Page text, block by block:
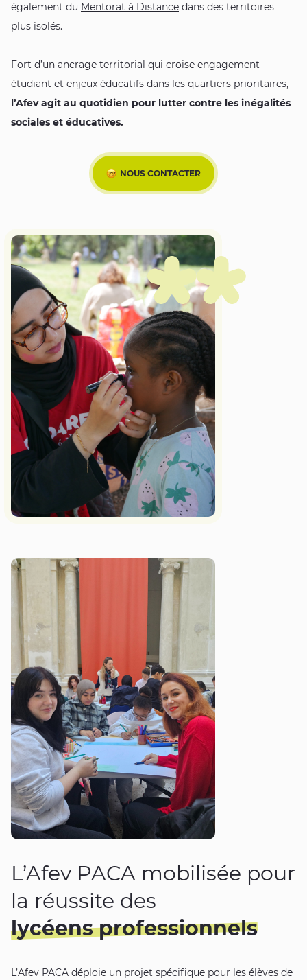
également du Mentorat à Distance dans des territoires
plus isolés.
Fort d’un ancrage territorial qui croise engagement
étudiant et enjeux éducatifs dans les quartiers prioritaires,
l’Afev agit au quotidien pour lutter contre les inégalités
sociales et éducatives.
NOUS CONTACTER
L’Afev PACA mobilisée pour
la réussite des
lycéens professionnels
L’Afev PACA déploie un projet spécifique pour les élèves de